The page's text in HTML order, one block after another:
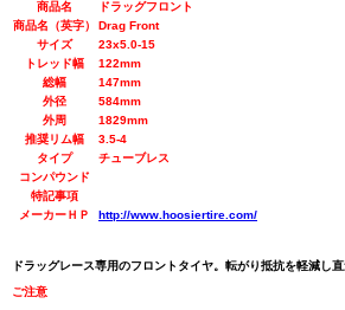
商品名
ドラッグフロント
商品名（英字）
Drag Front
サイズ
23x5.0-15
トレッド幅
122mm
総幅
147mm
外径
584mm
外周
1829mm
推奨リム幅
3.5-4
タイプ
チューブレス
コンパウンド
特記事項
メーカーＨＰ
http://www.hoosiertire.com/
ドラッグレース専用のフロントタイヤ。転がり抵抗を軽減し
ご注意